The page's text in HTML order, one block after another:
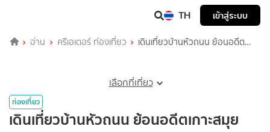
TH เข้าสู่ระบบ
อ่าน ครีเอเตอร์ ท่องเที่ยว
เดินเที่ยวบ้านหัวถนน ย้อนอดีต
เลือกที่เที่ยว
ท่องเที่ยว
เดินเที่ยวบ้านหัวถนน ย้อนอดีตเกาะสมุย